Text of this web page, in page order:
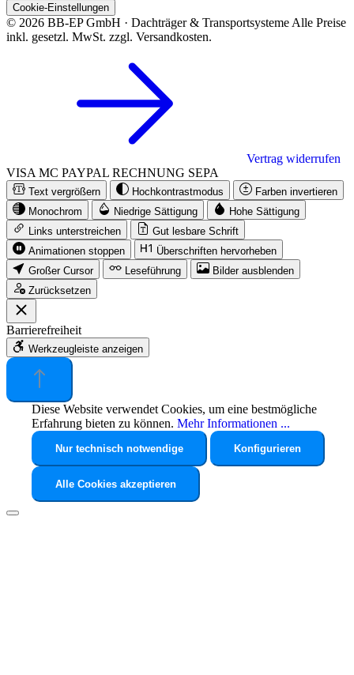
Cookie-Einstellungen
© 2026 BB-EP GmbH · Dachträger & Transportsysteme Alle Preise
inkl. gesetzl. MwSt. zzgl. Versandkosten.
Vertrag widerrufen
VISA MC PAYPAL RECHNUNG SEPA
Text vergrößern Hochkontrastmodus
Farben invertieren
Monochrom
Niedrige Sättigung
Hohe Sättigung
Links unterstreichen
Gut lesbare Schrift
Animationen stoppen
Überschriften hervorheben
Großer Cursor
Leseführung
Bilder ausblenden
Zurücksetzen
Barrierefreiheit
Werkzeugleiste anzeigen
Diese Website verwendet Cookies, um eine bestmögliche
Erfahrung bieten zu können. Mehr Informationen ...
Nur technisch notwendige Konfigurieren
Alle Cookies akzeptieren